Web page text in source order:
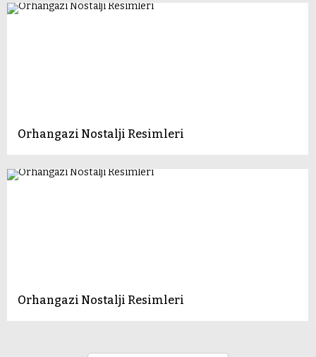
Orhangazi Nostalji Resimleri
Orhangazi Nostalji Resimleri